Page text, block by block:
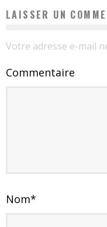
LAISSER UN
Votre adresse e-mail
Commentaire
Nom*